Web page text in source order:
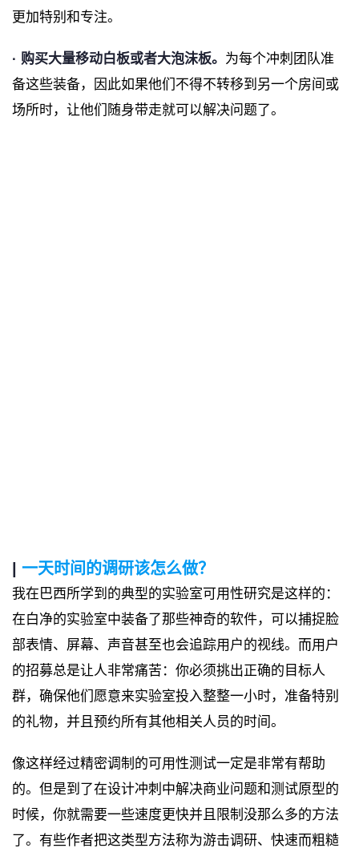
更加特别和专注。
· 购买大量移动白板或者大泡沫板。 为每个冲刺团队准
备这些装备，因此如果他们不得不转移到另一个房间或
场所时，让他们随身带走就可以解决问题了。
| 一天时间的调研该怎么做？
我在巴西所学到的典型的实验室可用性研究是这样的：
在白净的实验室中装备了那些神奇的软件，可以捕捉脸
部表情、屏幕、声音甚至也会追踪用户的视线。而用户
的招募总是让人非常痛苦：你必须挑出正确的目标人
群，确保他们愿意来实验室投入整整一小时，准备特别
的礼物，并且预约所有其他相关人员的时间。
像这样经过精密调制的可用性测试一定是非常有帮助
的。但是到了在设计冲刺中解决商业问题和测试原型的
时候，你就需要一些速度更快并且限制没那么多的方法
了。有些作者把这类型方法称为游击调研、快速而粗糙